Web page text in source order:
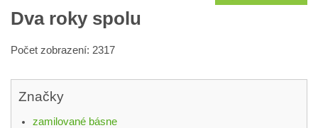
Dva roky spolu
Počet zobrazení: 2317
Značky
zamilované básne